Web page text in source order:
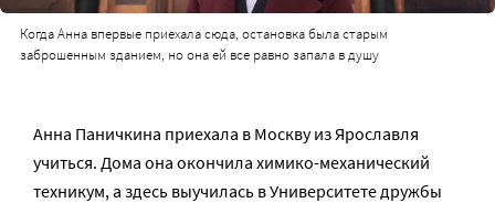
Когда Анна впервые приехала сюда, остановка была старым
заброшенным зданием, но она ей все равно запала в душу
Анна Паничкина приехала в Москву из Ярославля
учиться. Дома она окончила химико-механический
техникум, а здесь выучилась в Университете дружбы